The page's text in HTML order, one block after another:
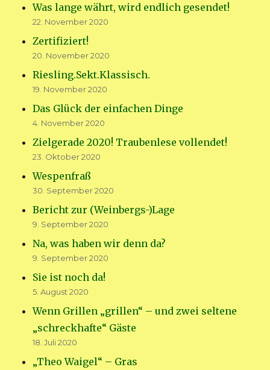
Was lange währt, wird endlich gesendet!
22. November 2020
Zertifiziert!
20. November 2020
Riesling.Sekt.Klassisch.
19. November 2020
Das Glück der einfachen Dinge
4. November 2020
Zielgerade 2020! Traubenlese vollendet!
23. Oktober 2020
Wespenfraß
30. September 2020
Bericht zur (Weinbergs-)Lage
9. September 2020
Na, was haben wir denn da?
9. September 2020
Sie ist noch da!
5. August 2020
Wenn Grillen „grillen“ – und zwei seltene
„schreckhafte“ Gäste
18. Juli 2020
„Theo Waigel“ – Gras